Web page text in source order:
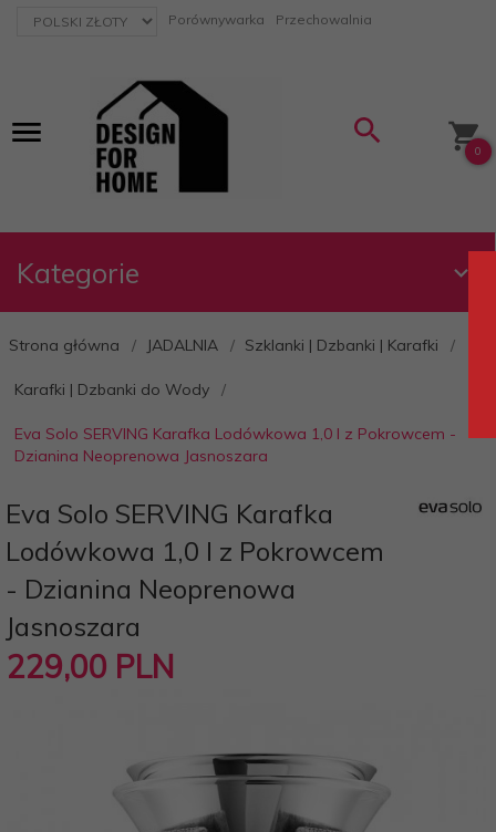
currency_h Porównywarka Przechowalnia
0
Kategorie
Strona główna JADALNIA Szklanki | Dzbanki | Karafki
Karafki | Dzbanki do Wody
Eva Solo SERVING Karafka Lodówkowa 1,0 l z Pokrowcem -
Dzianina Neoprenowa Jasnoszara
Eva Solo SERVING Karafka
Lodówkowa 1,0 l z Pokrowcem
- Dzianina Neoprenowa
Jasnoszara
229,00 PLN